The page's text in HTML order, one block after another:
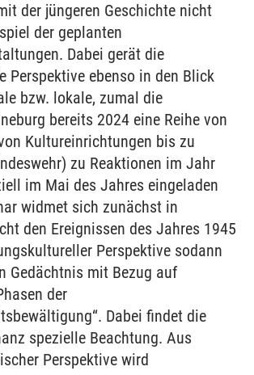
der jüngeren Geschichte nicht
der geplanten
Dabei gerät die
Perspektive ebenso in den Blick
bzw. lokale, zumal die
bereits 2024 eine Reihe von
Kultureinrichtungen bis zu
zu Reaktionen im Jahr
im Mai des Jahres eingeladen
widmet sich zunächst in
den Ereignissen des Jahres 1945
Perspektive sodann
Gedächtnis mit Bezug auf
der
Dabei findet die
spezielle Beachtung. Aus
Perspektive wird